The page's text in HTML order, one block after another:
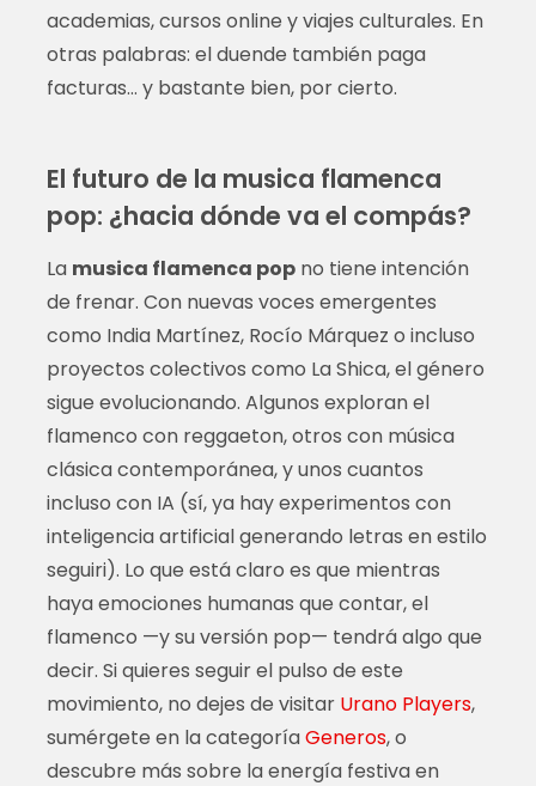
academias, cursos online y viajes culturales. En
otras palabras: el duende también paga
facturas… y bastante bien, por cierto.
El futuro de la musica flamenca
pop: ¿hacia dónde va el compás?
La musica flamenca popno tiene intención
de frenar. Con nuevas voces emergentes
como India Martínez, Rocío Márquez o incluso
proyectos colectivos como La Shica, el género
sigue evolucionando. Algunos exploran el
flamenco con reggaeton, otros con música
clásica contemporánea, y unos cuantos
incluso con IA (sí, ya hay experimentos con
inteligencia artificial generando letras en estilo
seguiri). Lo que está claro es que mientras
haya emociones humanas que contar, el
flamenco —y su versión pop— tendrá algo que
decir. Si quieres seguir el pulso de este
movimiento, no dejes de visitar Urano Players,
sumérgete en la categoríaGeneros, o
descubre más sobre la energía festiva en